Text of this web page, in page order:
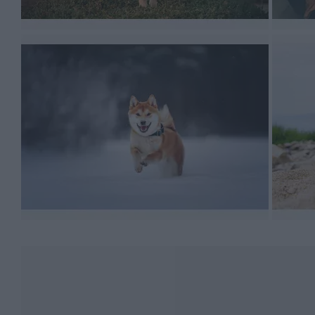
Niewątpliwym, docenianym atutem shiba inu jest
Ile kosztuje shiba inu?
Cena zakupu szczeniaka to jedna z kwestii, która
się z dość wysokimi cenami zakupu. Szczeniak
wynosi 7000-12000 zł.
Możemy zatem przyjąć, że shiba kosztuje nieco